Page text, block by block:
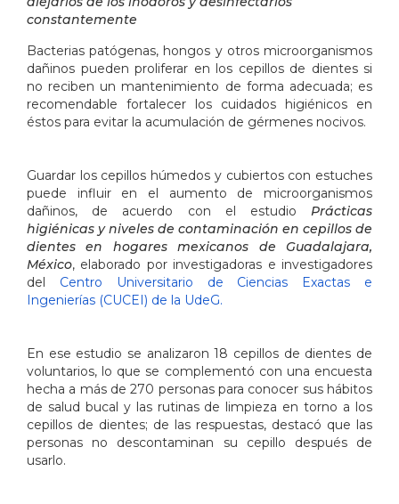
constantemente
Bacterias patógenas, hongos y otros microorganismos
dañinos pueden proliferar en los cepillos de dientes si
no reciben un mantenimiento de forma adecuada; es
recomendable fortalecer los cuidados higiénicos en
éstos para evitar la acumulación de gérmenes nocivos.
Guardar los cepillos húmedos y cubiertos con estuches
puede influir en el aumento de microorganismos
dañinos, de acuerdo con el estudio Prácticas
higiénicas y niveles de contaminación en cepillos de
dientes en hogares mexicanos de Guadalajara,
México, elaborado por investigadoras e investigadores
del Centro Universitario de Ciencias Exactas e
Ingenierías (CUCEI) de la UdeG.
En ese estudio se analizaron 18 cepillos de dientes de
voluntarios, lo que se complementó con una encuesta
hecha a más de 270 personas para conocer sus hábitos
de salud bucal y las rutinas de limpieza en torno a los
cepillos de dientes; de las respuestas, destacó que las
personas no descontaminan su cepillo después de
usarlo.